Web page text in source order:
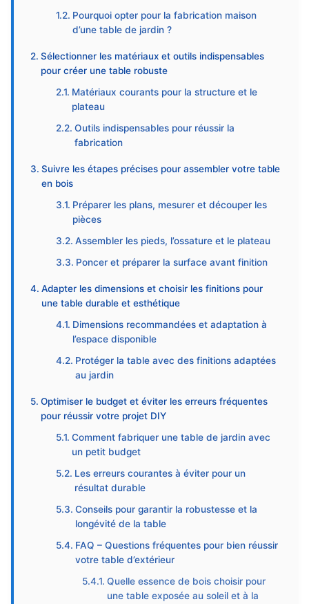
Pourquoi opter pour la fabrication maison
d’une table de jardin ?
Sélectionner les matériaux et outils indispensables
pour créer une table robuste
Matériaux courants pour la structure et le
plateau
Outils indispensables pour réussir la
fabrication
Suivre les étapes précises pour assembler votre table
en bois
Préparer les plans, mesurer et découper les
pièces
Assembler les pieds, l’ossature et le plateau
Poncer et préparer la surface avant finition
Adapter les dimensions et choisir les finitions pour
une table durable et esthétique
Dimensions recommandées et adaptation à
l’espace disponible
Protéger la table avec des finitions adaptées
au jardin
Optimiser le budget et éviter les erreurs fréquentes
pour réussir votre projet DIY
Comment fabriquer une table de jardin avec
un petit budget
Les erreurs courantes à éviter pour un
résultat durable
Conseils pour garantir la robustesse et la
longévité de la table
FAQ – Questions fréquentes pour bien réussir
votre table d’extérieur
Quelle essence de bois choisir pour
une table exposée au soleil et à la